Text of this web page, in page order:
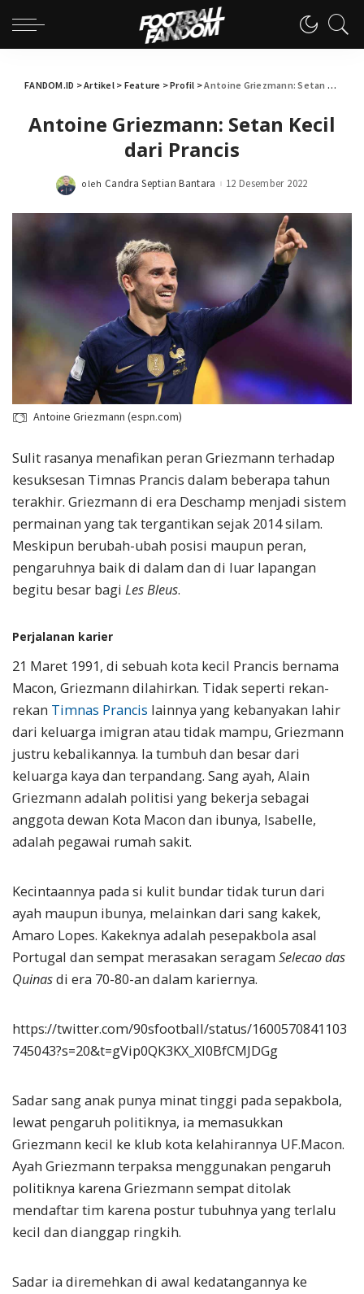
FANDOM.ID >Artikel> Feature >Profil >Antoine Griezmann: Setan Kecil dari Prancis
Antoine Griezmann: Setan Kecil
dari Prancis
Posted
oleh Candra Septian Bantara 12 Desember 2022
Antoine Griezmann (espn.com)
Sulit rasanya menafikan peran Griezmann terhadap
kesuksesan Timnas Prancis dalam beberapa tahun
terakhir. Griezmann di era Deschamp menjadi sistem
permainan yang tak tergantikan sejak 2014 silam.
Meskipun berubah-ubah posisi maupun peran,
pengaruhnya baik di dalam dan di luar lapangan
begitu besar bagi Les Bleus.
Perjalanan karier
21 Maret 1991, di sebuah kota kecil Prancis bernama
Macon, Griezmann dilahirkan. Tidak seperti rekan-
rekan Timnas Prancis lainnya yang kebanyakan lahir
dari keluarga imigran atau tidak mampu, Griezmann
justru kebalikannya. Ia tumbuh dan besar dari
keluarga kaya dan terpandang. Sang ayah, Alain
Griezmann adalah politisi yang bekerja sebagai
anggota dewan Kota Macon dan ibunya, Isabelle,
adalah pegawai rumah sakit.
Kecintaannya pada si kulit bundar tidak turun dari
ayah maupun ibunya, melainkan dari sang kakek,
Amaro Lopes. Kakeknya adalah pesepakbola asal
Portugal dan sempat merasakan seragam Selecao das
Quinasdi era 70-80-an dalam kariernya.
https://twitter.com/90sfootball/status/1600570841103
745043?s=20&t=gVip0QK3KX_Xl0BfCMJDGg
Sadar sang anak punya minat tinggi pada sepakbola,
lewat pengaruh politiknya, ia memasukkan
Griezmann kecil ke klub kota kelahirannya UF.Macon.
Ayah Griezmann terpaksa menggunakan pengaruh
politiknya karena Griezmann sempat ditolak
mendaftar tim karena postur tubuhnya yang terlalu
kecil dan dianggap ringkih.
Sadar ia diremehkan di awal kedatangannya ke